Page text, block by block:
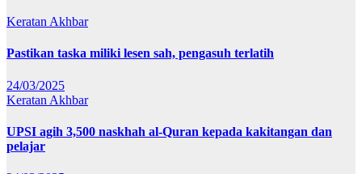
Keratan Akhbar
Pastikan taska miliki lesen sah, pengasuh terlatih
24/03/2025
Keratan Akhbar
UPSI agih 3,500 naskhah al-Quran kepada kakitangan dan
pelajar